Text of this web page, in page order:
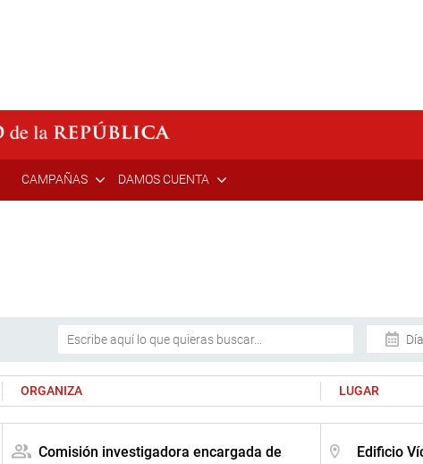
CAMPAÑAS DAMOS CUENTA
ORGANIZA LUGAR
Comisión investigadora encargada de
Edificio